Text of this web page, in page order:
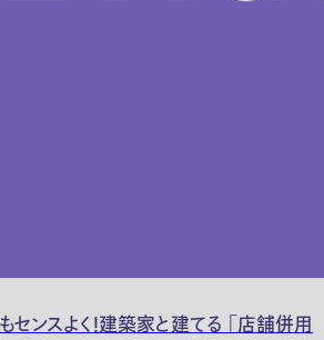
ンスよく！建築家と建てる 「店舗併用